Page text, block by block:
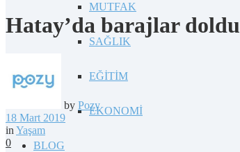
MUTFAK
SAĞLIK
EĞİTİM
EKONOMİ
BLOG
Hatay’da barajlar doldu
by Pozy
18 Mart 2019
in Yaşam
0